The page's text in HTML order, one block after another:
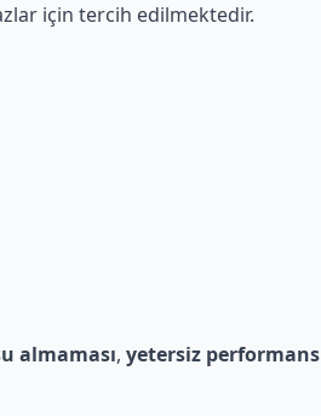
için tercih edilmektedir.
almaması, yetersiz performans